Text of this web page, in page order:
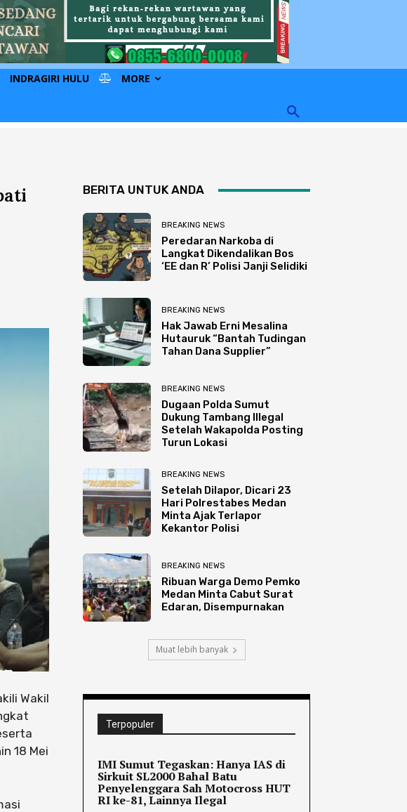
INDRAGIRI HULU MORE
Wakil
18 Mei
BERITA UNTUK ANDA
BREAKING NEWS
Peredaran Narkoba di
Langkat Dikendalikan Bos
‘EE dan R’ Polisi Janji Selidiki
BREAKING NEWS
Hak Jawab Erni Mesalina
Hutauruk “Bantah Tudingan
Tahan Dana Supplier”
BREAKING NEWS
Dugaan Polda Sumut
Dukung Tambang Illegal
Setelah Wakapolda Posting
Turun Lokasi
BREAKING NEWS
Setelah Dilapor, Dicari 23
Hari Polrestabes Medan
Minta Ajak Terlapor
Kekantor Polisi
BREAKING NEWS
Ribuan Warga Demo Pemko
Medan Minta Cabut Surat
Edaran, Disempurnakan
Muat lebih banyak
Terpopuler
IMI Sumut Tegaskan: Hanya IAS di
Sirkuit SL2000 Bahal Batu
Penyelenggara Sah Motocross HUT
RI ke-81, Lainnya Ilegal